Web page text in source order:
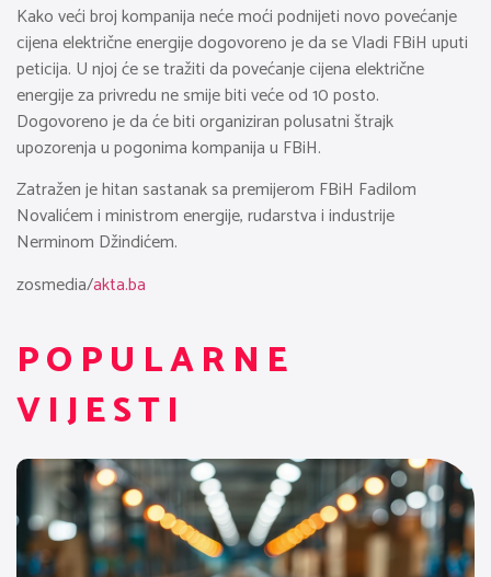
Kako veći broj kompanija neće moći podnijeti novo povećanje
cijena električne energije dogovoreno je da se Vladi FBiH uputi
peticija. U njoj će se tražiti da povećanje cijena električne
energije za privredu ne smije biti veće od 10 posto.
Dogovoreno je da će biti organiziran polusatni štrajk
upozorenja u pogonima kompanija u FBiH.
Zatražen je hitan sastanak sa premijerom FBiH Fadilom
Novalićem i ministrom energije, rudarstva i industrije
Nerminom Džindićem.
zosmedia/akta.ba
POPULARNE
VIJESTI